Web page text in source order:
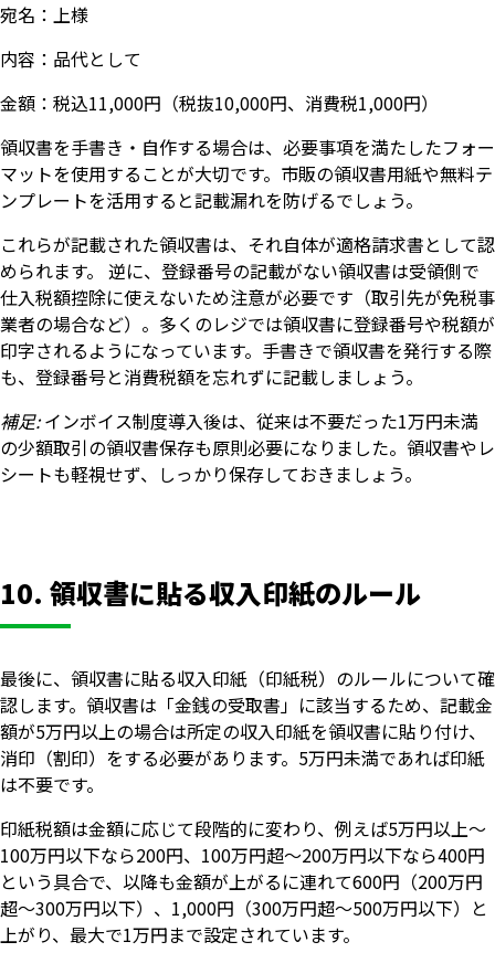
宛名：上様
内容：品代として
金額：税込11,000円（税抜10,000円、消費税1,000円）
領収書を手書き・自作する場合は、必要事項を満たしたフォー
マットを使用することが大切です。市販の領収書用紙や無料テ
ンプレートを活用すると記載漏れを防げるでしょう。
これらが記載された領収書は、それ自体が適格請求書として認
められます。 逆に、登録番号の記載がない領収書は受領側で
仕入税額控除に使えないため注意が必要です（取引先が免税事
業者の場合など）。多くのレジでは領収書に登録番号や税額が
印字されるようになっています。手書きで領収書を発行する際
も、登録番号と消費税額を忘れずに記載しましょう。
補足:インボイス制度導入後は、従来は不要だった1万円未満
の少額取引の領収書保存も原則必要になりました。領収書やレ
シートも軽視せず、しっかり保存しておきましょう。
10. 領収書に貼る収入印紙のルール
最後に、領収書に貼る収入印紙（印紙税）のルールについて確
認します。領収書は「金銭の受取書」に該当するため、記載金
額が5万円以上の場合は所定の収入印紙を領収書に貼り付け、
消印（割印）をする必要があります。5万円未満であれば印紙
は不要です。
印紙税額は金額に応じて段階的に変わり、例えば5万円以上～
100万円以下なら200円、100万円超～200万円以下なら400円
という具合で、以降も金額が上がるに連れて600円（200万円
超～300万円以下）、1,000円（300万円超～500万円以下）と
上がり、最大で1万円まで設定されています。